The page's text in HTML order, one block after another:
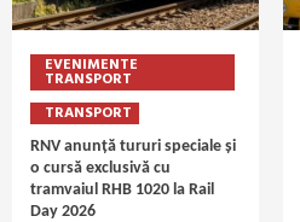
EVENIMENTE
TRANSPORT
TRANSPORT
RNV anunță tururi speciale și
o cursă exclusivă cu
tramvaiul RHB 1020 la Rail
Day 2026